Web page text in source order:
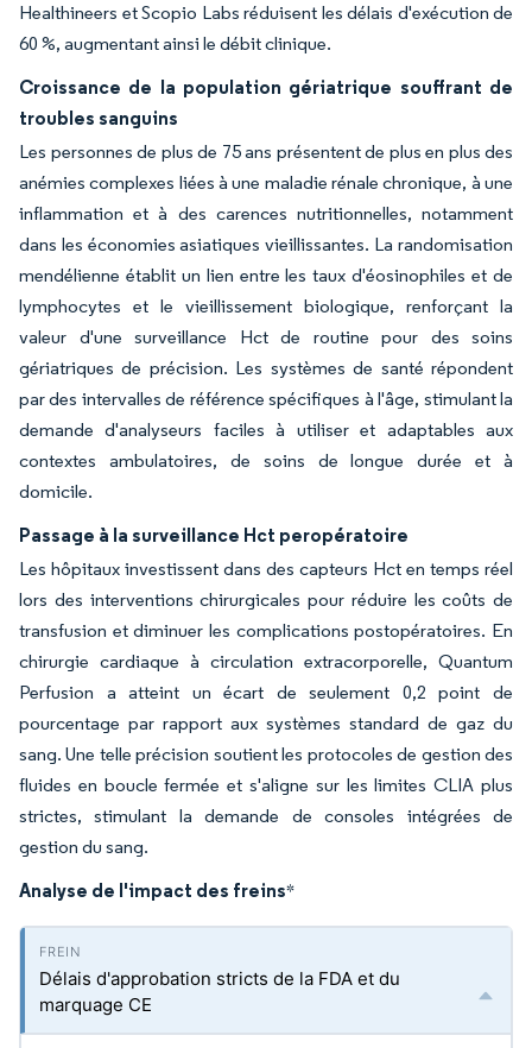
Healthineers et Scopio Labs réduisent les délais d'exécution de
60 %, augmentant ainsi le débit clinique.
Croissance de la population gériatrique souffrant de
troubles sanguins
Les personnes de plus de 75 ans présentent de plus en plus des
anémies complexes liées à une maladie rénale chronique, à une
inflammation et à des carences nutritionnelles, notamment
dans les économies asiatiques vieillissantes. La randomisation
mendélienne établit un lien entre les taux d'éosinophiles et de
lymphocytes et le vieillissement biologique, renforçant la
valeur d'une surveillance Hct de routine pour des soins
gériatriques de précision. Les systèmes de santé répondent
par des intervalles de référence spécifiques à l'âge, stimulant la
demande d'analyseurs faciles à utiliser et adaptables aux
contextes ambulatoires, de soins de longue durée et à
domicile.
Passage à la surveillance Hct peropératoire
Les hôpitaux investissent dans des capteurs Hct en temps réel
lors des interventions chirurgicales pour réduire les coûts de
transfusion et diminuer les complications postopératoires. En
chirurgie cardiaque à circulation extracorporelle, Quantum
Perfusion a atteint un écart de seulement 0,2 point de
pourcentage par rapport aux systèmes standard de gaz du
sang. Une telle précision soutient les protocoles de gestion des
fluides en boucle fermée et s'aligne sur les limites CLIA plus
strictes, stimulant la demande de consoles intégrées de
gestion du sang.
Analyse de l'impact des freins*
Délais d'approbation stricts de la FDA et du
marquage CE